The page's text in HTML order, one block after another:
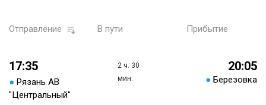
Отправление В пути Прибытие
17:35
● Рязань АВ
"Центральный"
2 ч. 30
мин.
20:05
● Березовка